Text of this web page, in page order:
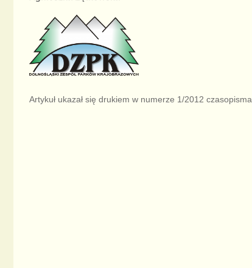
Artykuł ukazał się drukiem w numerze 1/2012 czasopisma